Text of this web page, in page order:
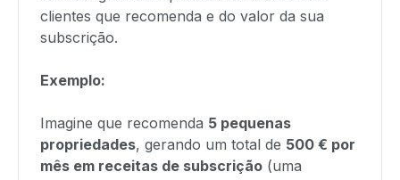
clientes que recomenda e do valor da sua
subscrição.
Exemplo:
Imagine que recomenda 5 pequenas
propriedades, gerando um total de 500 € por
mês em receitas de subscrição (uma